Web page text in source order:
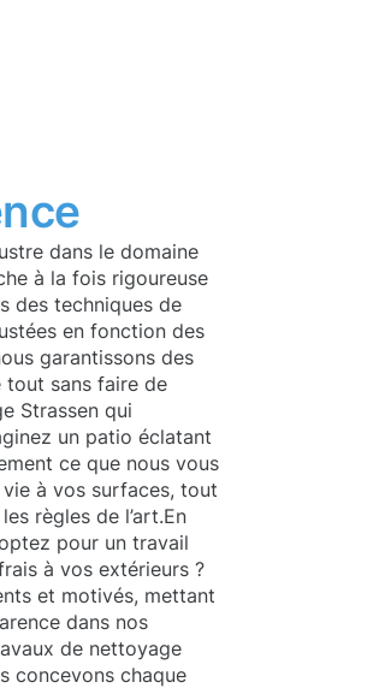
dans le domaine
à la fois rigoureuse
des techniques de
en fonction des
garantissons des
tout sans faire de
Strassen qui
un patio éclatant
ce que nous vous
à vos surfaces, tout
règles de l’art.En
pour un travail
à vos extérieurs ?
et motivés, mettant
dans nos
de nettoyage
concevons chaque